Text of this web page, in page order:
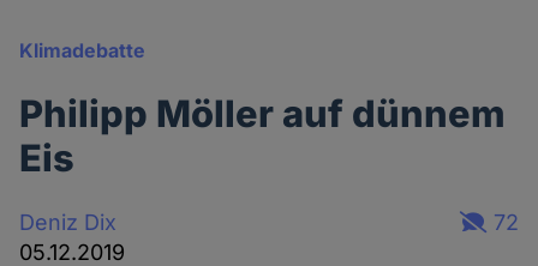
Klimadebatte
Philipp Möller auf dünnem
Eis
Deniz Dix
05.12.2019
72